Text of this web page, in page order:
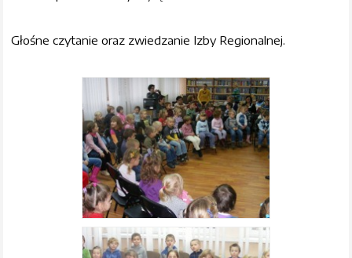
Głośne czytanie oraz zwiedzanie Izby Regionalnej.